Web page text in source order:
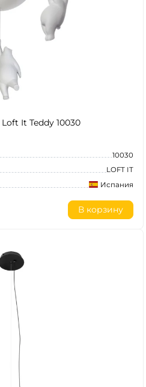
It Teddy 10030
10030
LOFT IT
Испания
В корзину